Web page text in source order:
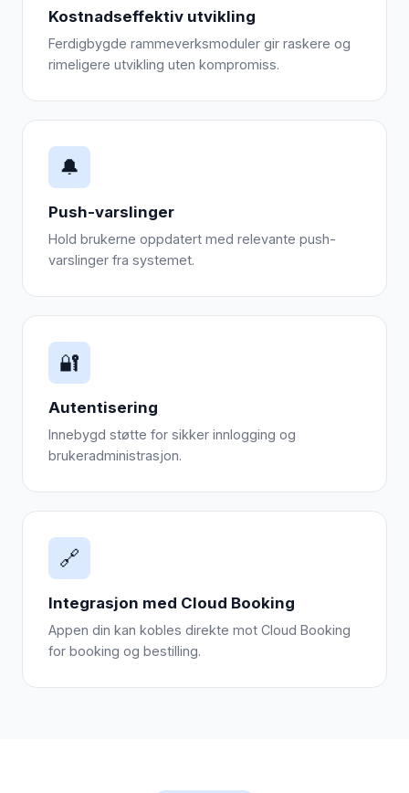
Kostnadseffektiv utvikling
Ferdigbygde rammeverksmoduler gir raskere og
rimeligere utvikling uten kompromiss.
🔔
Push-varslinger
Hold brukerne oppdatert med relevante push-
varslinger fra systemet.
🔐
Autentisering
Innebygd støtte for sikker innlogging og
brukeradministrasjon.
🔗
Integrasjon med Cloud Booking
Appen din kan kobles direkte mot Cloud Booking
for booking og bestilling.